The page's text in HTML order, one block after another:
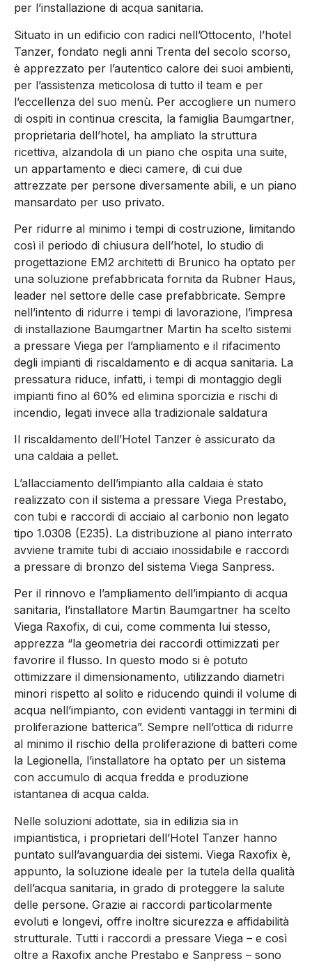
per l’installazione di acqua sanitaria.
Situato in un edificio con radici nell’Ottocento, l’hotel
Tanzer, fondato negli anni Trenta del secolo scorso,
è apprezzato per l’autentico calore dei suoi ambienti,
per l’assistenza meticolosa di tutto il team e per
l’eccellenza del suo menù. Per accogliere un numero
di ospiti in continua crescita, la famiglia Baumgartner,
proprietaria dell’hotel, ha ampliato la struttura
ricettiva, alzandola di un piano che ospita una suite,
un appartamento e dieci camere, di cui due
attrezzate per persone diversamente abili, e un piano
mansardato per uso privato.
Per ridurre al minimo i tempi di costruzione, limitando
così il periodo di chiusura dell’hotel, lo studio di
progettazione EM2 architetti di Brunico ha optato per
una soluzione prefabbricata fornita da Rubner Haus,
leader nel settore delle case prefabbricate. Sempre
nell’intento di ridurre i tempi di lavorazione, l’impresa
di installazione Baumgartner Martin ha scelto sistemi
a pressare Viega per l’ampliamento e il rifacimento
degli impianti di riscaldamento e di acqua sanitaria. La
pressatura riduce, infatti, i tempi di montaggio degli
impianti fino al 60% ed elimina sporcizia e rischi di
incendio, legati invece alla tradizionale saldatura
Il riscaldamento dell’Hotel Tanzer è assicurato da
una caldaia a pellet.
L’allacciamento dell’impianto alla caldaia è stato
realizzato con il sistema a pressare Viega Prestabo,
con tubi e raccordi di acciaio al carbonio non legato
tipo 1.0308 (E235). La distribuzione al piano interrato
avviene tramite tubi di acciaio inossidabile e raccordi
a pressare di bronzo del sistema Viega Sanpress.
Per il rinnovo e l’ampliamento dell’impianto di acqua
sanitaria, l’installatore Martin Baumgartner ha scelto
Viega Raxofix, di cui, come commenta lui stesso,
apprezza “la geometria dei raccordi ottimizzati per
favorire il flusso. In questo modo si è potuto
ottimizzare il dimensionamento, utilizzando diametri
minori rispetto al solito e riducendo quindi il volume di
acqua nell’impianto, con evidenti vantaggi in termini di
proliferazione batterica”. Sempre nell’ottica di ridurre
al minimo il rischio della proliferazione di batteri come
la Legionella, l’installatore ha optato per un sistema
con accumulo di acqua fredda e produzione
istantanea di acqua calda.
Nelle soluzioni adottate, sia in edilizia sia in
impiantistica, i proprietari dell’Hotel Tanzer hanno
puntato sull’avanguardia dei sistemi. Viega Raxofix è,
appunto, la soluzione ideale per la tutela della qualità
dell’acqua sanitaria, in grado di proteggere la salute
delle persone. Grazie ai raccordi particolarmente
evoluti e longevi, offre inoltre sicurezza e affidabilità
strutturale. Tutti i raccordi a pressare Viega – e così
oltre a Raxofix anche Prestabo e Sanpress – sono